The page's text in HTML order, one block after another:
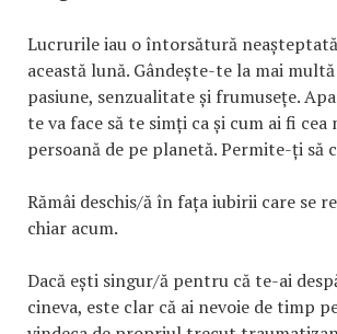
Lucrurile iau o întorsătură
această lună. Gândește-te la mai
pasiune, senzualitate și frumusețe.
te va face să te simți ca și cum ai fi
persoană de pe planetă. Permite-ți să
Rămâi deschis/ă în fața iubirii care se
chiar acum.
Dacă ești singur/ă pentru că te-ai
cineva, este clar că ai nevoie de timp